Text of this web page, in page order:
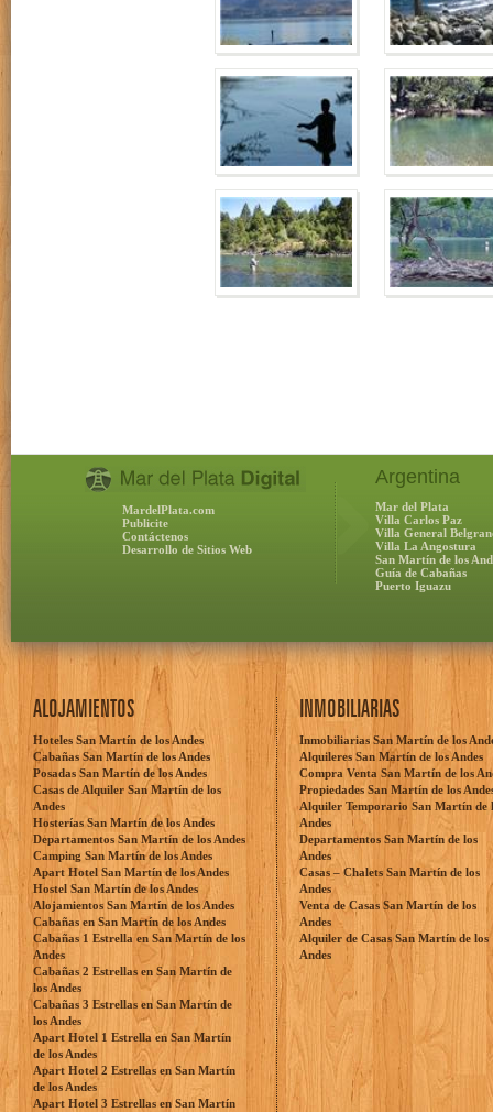
MardelPlata.com
Publicite
Contáctenos
Desarrollo de Sitios Web
Argentina
Mar del Plata
Villa Carlos Paz
Villa General
Villa La Angostura
San Martín de los
Guía de Cabañas
Puerto Iguazu
ALOJAMIENTOS
Hoteles San Martín de los Andes
Cabañas San Martín de los Andes
Posadas San Martín de los Andes
Casas de Alquiler San Martín de los
Andes
Hosterías San Martín de los Andes
Departamentos San Martín de los Andes
Camping San Martín de los Andes
Apart Hotel San Martín de los Andes
Hostel San Martín de los Andes
Alojamientos San Martín de los Andes
Cabañas en San Martín de los Andes
Cabañas 1 Estrella en San Martín de los
Andes
Cabañas 2 Estrellas en San Martín de
los Andes
Cabañas 3 Estrellas en San Martín de
los Andes
Apart Hotel 1 Estrella en San Martín
de los Andes
Apart Hotel 2 Estrellas en San Martín
de los Andes
Apart Hotel 3 Estrellas en San Martín
INMOBILIARIAS
Inmobiliarias San Martín de los
Alquileres San Martín de los Andes
Compra Venta San Martín de los
Propiedades San Martín de los
Alquiler Temporario San Martín de
Andes
Departamentos San Martín de los
Andes
Casas – Chalets San Martín de los
Andes
Venta de Casas San Martín de los
Andes
Alquiler de Casas San Martín de los
Andes